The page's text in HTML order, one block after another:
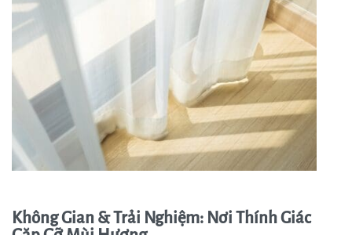
Không Gian & Trải Nghiệm: Nơi Thính Giác